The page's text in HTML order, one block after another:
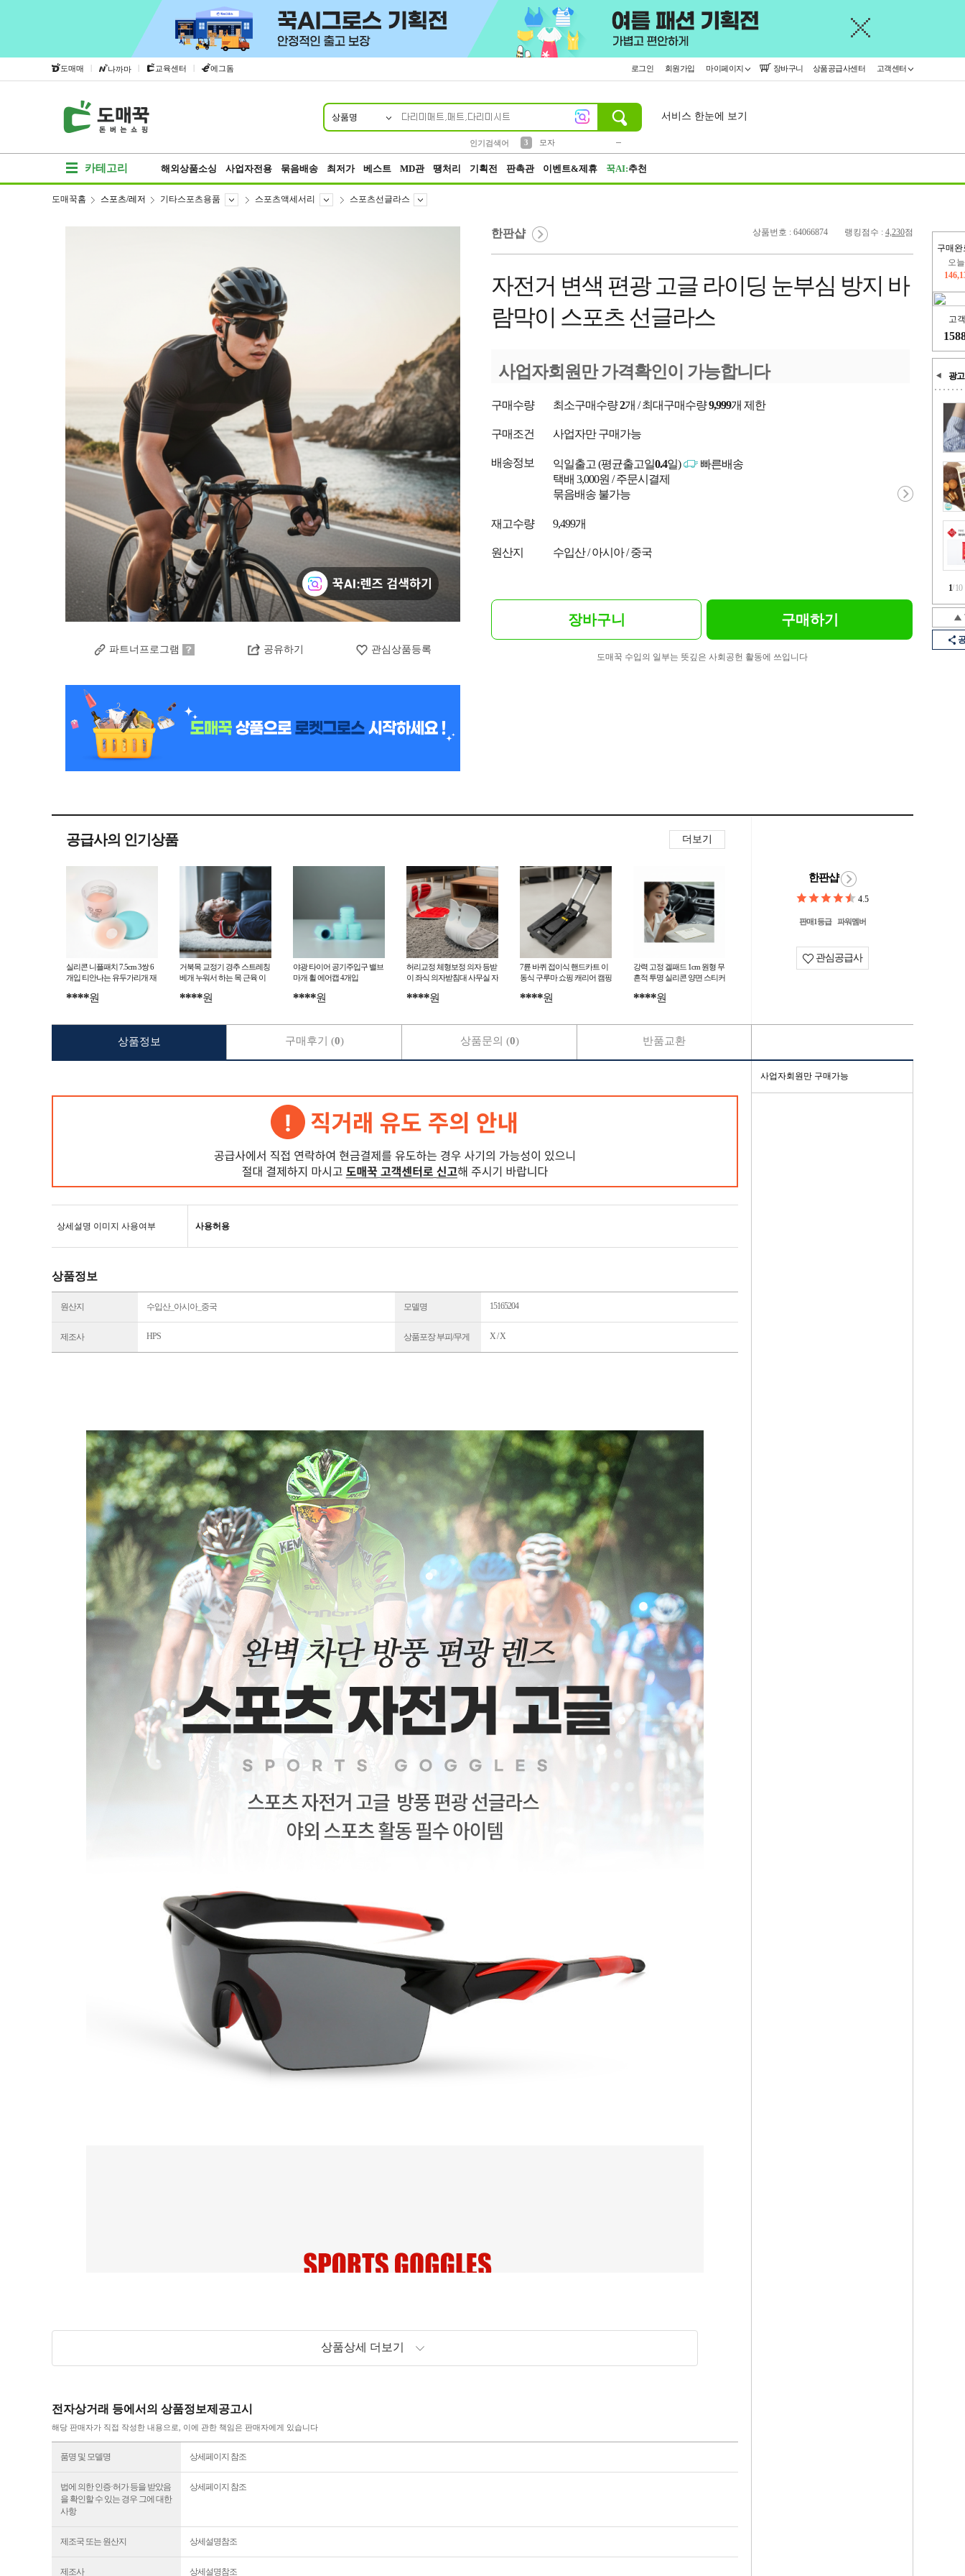
도매매 | 나까마 | 교육센터 | 에그돔 로그인 회원가입 마이페이지 장바구니 상품공급사센터 고객센터
상품명
인기검색어
3
모자
서비스 한눈에 보기
카테고리 해외상품소싱 사업자전용 묶음배송 최저가 베스트 MD관 땡처리 기획전 판촉관 이벤트&제휴 꾹AI:추천
구매완
오
고
광고
1/10
도매꾹홈 스포츠/레저 기타스포츠용품 스포츠액세서리 스포츠선글라스
파트너프로그램 공유하기 관심상품등록
상품번호 : 64066874 랭킹점수 : 4,230점
한판샵
자전거 변색 편광 고글 라이딩 눈부심 방지 바
람막이 스포츠 선글라스
사업자회원만 가격확인이 가능합니다
구매수량 최소구매수량2개 / 최대구매수량9,999개 제한
구매조건 사업자만 구매가능
배송정보 익일출고 (평균출고일0.4일)
빠른배송
택배 3,000원 / 주문시결제
묶음배송 불가능
재고수량 9,499개
원산지 수입산 / 아시아 / 중국
장바구니 구매하기
도매꾹 수입의 일부는 뜻깊은 사회공헌 활동에 쓰입니다
공급사의 인기상품 더보기
실리콘 니플패치 7.5cm 3쌍 6
개입 티안나는 유두가리개 재
****원
거북목 교정기 경추 스트레칭
베개 누워서 하는 목 근육 이
****원
야광 타이어 공기주입구 밸브
마개 휠 에어캡 4개입
****원
허리교정 체형보정 의자 등받
이 좌식 의자받침대 사무실 자
****원
7륜 바퀴 접이식 핸드카트 이
동식 구루마 쇼핑 캐리어 캠핑
****원
강력 고정 겔패드 1cm 원형 무
흔적 투명 실리콘 양면 스티커
****원
한판샵
4.5
판매1등급 파워멤버
관심공급사
상세설명 이미지 사용여부 사용허용
상품정보
원산지 수입산_아시아_중국 모델명 15165204
제조사 HPS 상품포장 부피/무게 X / X
상품상세 더보기
전자상거래 등에서의 상품정보제공고시
해당 판매자가 직접 작성한 내용으로, 이에 관한 책임은 판매자에게 있습니다
품명 및 모델명 상세페이지 참조
법에 의한 인증·허가 등을 받았음
을 확인할 수 있는 경우 그에 대한
사항
상세페이지 참조
제조국 또는 원산지 상세설명참조
제조사 상세설명참조
상품정보 구매후기 (0) 상품문의 (0) 반품교환
사업자회원만 구매가능